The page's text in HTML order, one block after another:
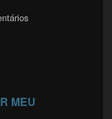
MEU